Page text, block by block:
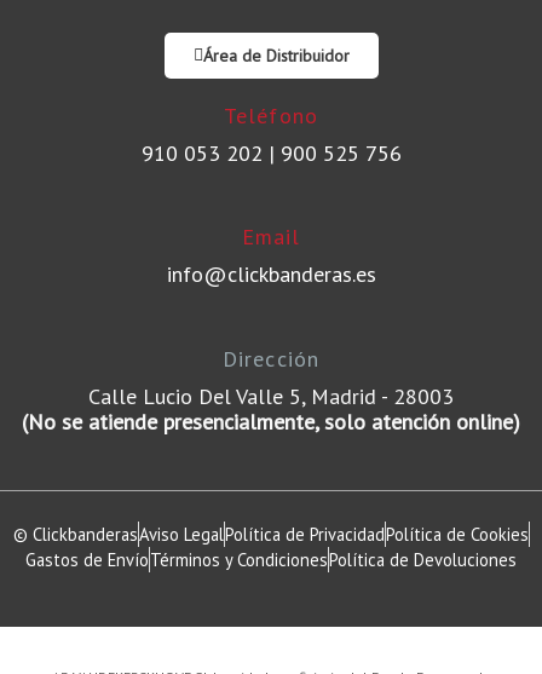
b
o
t
e
r
a
g
r
m
e
i
Área de Distribuidor
Teléfono
910 053 202 | 900 525 756
Email
info@clickbanderas.es
Dirección
Calle Lucio Del Valle 5, Madrid - 28003
(No se atiende presencialmente, solo atención online)
© ClickbanderasAviso LegalPolítica de PrivacidadPolítica de Cookies
Gastos de EnvíoTérminos y CondicionesPolítica de Devoluciones